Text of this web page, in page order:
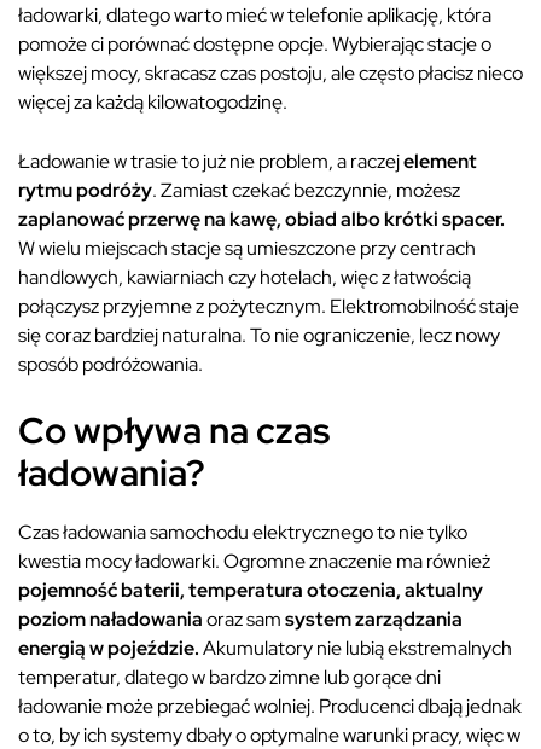
ładowarki, dlatego warto mieć w telefonie aplikację, która
pomoże ci porównać dostępne opcje. Wybierając stacje o
większej mocy, skracasz czas postoju, ale często płacisz nieco
więcej za każdą kilowatogodzinę.
Ładowanie w trasie to już nie problem, a raczejelement
rytmu podróży. Zamiast czekać bezczynnie, możesz
zaplanować przerwę na kawę, obiad albo krótki spacer.
W wielu miejscach stacje są umieszczone przy centrach
handlowych, kawiarniach czy hotelach, więc z łatwością
połączysz przyjemne z pożytecznym. Elektromobilność staje
się coraz bardziej naturalna. To nie ograniczenie, lecz nowy
sposób podróżowania.
Co wpływa na czas
ładowania?
Czas ładowania samochodu elektrycznego to nie tylko
kwestia mocy ładowarki. Ogromne znaczenie ma również
pojemność baterii, temperatura otoczenia, aktualny
poziom naładowaniaoraz samsystem zarządzania
energią w pojeździe.Akumulatory nie lubią ekstremalnych
temperatur, dlatego w bardzo zimne lub gorące dni
ładowanie może przebiegać wolniej. Producenci dbają jednak
o to, by ich systemy dbały o optymalne warunki pracy, więc w